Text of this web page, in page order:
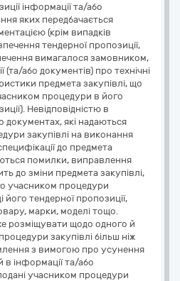
інформації та/або
яких передбачається
(крім випадків
тендерної пропозиції,
вимагалося замовником,
(та/або документів) про технічні
предмета закупівлі, що
процедури в його
Невідповідністю в
документах, які надаються
закупівлі на виконання
до предмета
помилки, виправлення
до зміни предмета закупівлі,
учасником процедури
його тендерної пропозиції,
марки, моделі тощо.
розміщувати щодо одного й
закупівлі більш ніж
з вимогою про усунення
в інформації та/або
учасником процедури